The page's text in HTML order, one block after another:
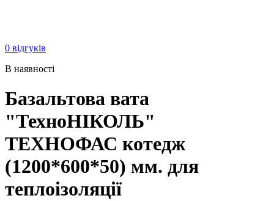
0 відгуків
В наявності
Базальтова вата
"ТехноНІКОЛЬ"
ТЕХНОФАС котедж
(1200*600*50) мм. для
теплоізоляції